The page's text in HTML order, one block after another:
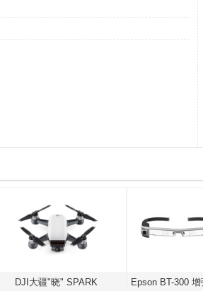
DJI大疆"晓" SPARK